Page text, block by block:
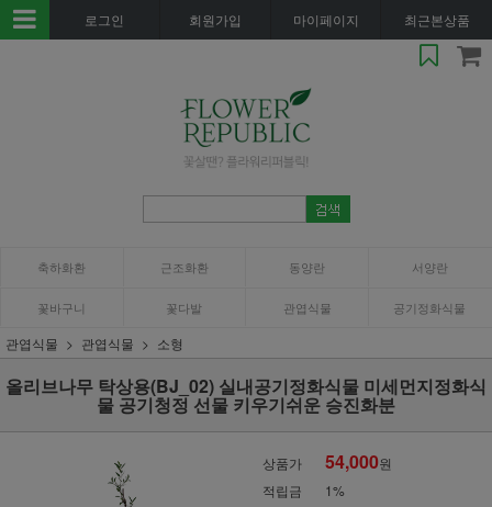
로그인 회원가입 마이페이지 최근본상품
축하화환 근조화환 동양란 서양란
꽃바구니 꽃다발 관엽식물 공기정화식물
관엽식물 관엽식물 소형
올리브나무 탁상용(BJ_02) 실내공기정화식물 미세먼지정화식
물 공기청정 선물 키우기쉬운 승진화분
상품가 54,000원
적립금
1%